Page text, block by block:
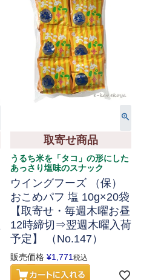
取寄せ商品
うるち米を「タコ」の形にした
あっさり塩味のスナック
ウイングフーズ （保）
おこめパフ 塩 10g×20袋
【取寄せ・毎週木曜お昼
12時締切⇒翌週木曜入荷
予定】 （No.147）
販売価格 ¥1,771税込